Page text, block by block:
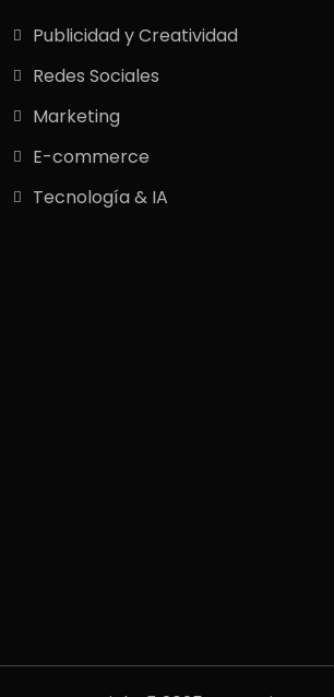
Publicidad y Creatividad
Redes Sociales
Marketing
E-commerce
Tecnología & IA